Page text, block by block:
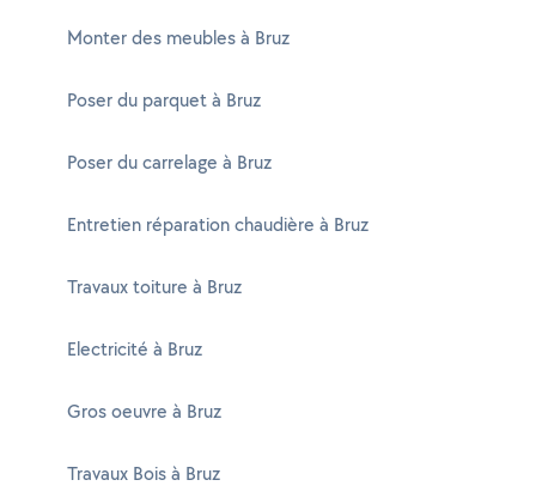
Monter des meubles à Bruz
Poser du parquet à Bruz
Poser du carrelage à Bruz
Entretien réparation chaudière à Bruz
Travaux toiture à Bruz
Electricité à Bruz
Gros oeuvre à Bruz
Travaux Bois à Bruz